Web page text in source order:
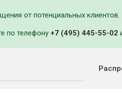
от потенциальных клиентов.
по телефону +7 (495) 445-55-02